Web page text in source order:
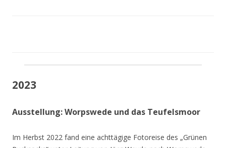
2023
Ausstellung: Worpswede und das Teufelsmoor
Im Herbst 2022 fand eine achttägige Fotoreise des „Grünen